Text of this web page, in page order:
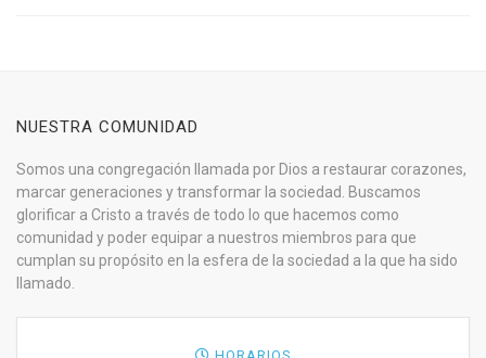
NUESTRA COMUNIDAD
Somos una congregación llamada por Dios a restaurar corazones,
marcar generaciones y transformar la sociedad. Buscamos
glorificar a Cristo a través de todo lo que hacemos como
comunidad y poder equipar a nuestros miembros para que
cumplan su propósito en la esfera de la sociedad a la que ha sido
llamado.